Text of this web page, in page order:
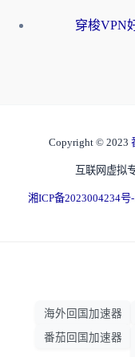
Copyright © 2023
互联网虚拟
湘ICP备2023004234号
海外回国加速器
番茄回国加速器